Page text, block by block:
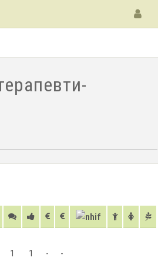
1 1 - -